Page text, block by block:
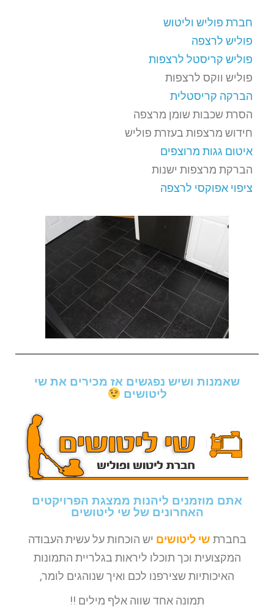
חברת פוליש וליטוש
פוליש לרצפה
פוליש קריסטל לרצפות
פוליש ווקס לרצפות
הברקה קריסטלית
הסרת שכבות שומן מרצפה
חידוש מרצפות בעזרת פוליש
איטום גגות מרוצפים
הברקת מרצפות ישנות
ציפוי אפוקסי לרצפה
שאמנות ושיש נפגשים אז מכירים את שי
ליטושים
אתם מוזמנים ליהנות ממצגת הפרויקטים
האחרונים של שי ליטושים
בחברת שי ליטושים יש הוכחות על עשית העבודה
המקצועית וכך תוכלו ליראות בגלריית התמונות
האיכותיות שצירפנו לכם ואיך שנוהגים לומר,
תמונה אחד שווה אלף מילים !!